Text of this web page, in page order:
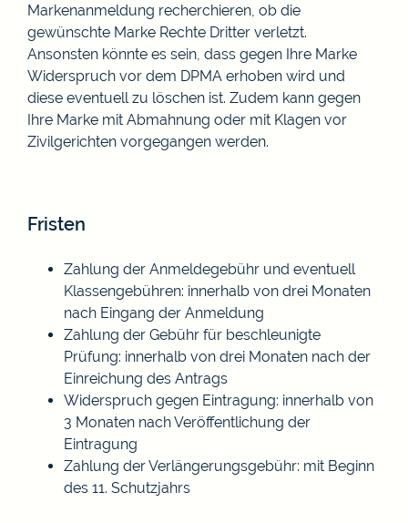
Markenanmeldung recherchieren, ob die
gewünschte Marke Rechte Dritter verletzt.
Ansonsten könnte es sein, dass gegen Ihre Marke
Widerspruch vor dem DPMA erhoben wird und
diese eventuell zu löschen ist. Zudem kann gegen
Ihre Marke mit Abmahnung oder mit Klagen vor
Zivilgerichten vorgegangen werden.
Fristen
Zahlung der Anmeldegebühr und eventuell
Klassengebühren: innerhalb von drei Monaten
nach Eingang der Anmeldung
Zahlung der Gebühr für beschleunigte
Prüfung: innerhalb von drei Monaten nach der
Einreichung des Antrags
Widerspruch gegen Eintragung: innerhalb von
3 Monaten nach Veröffentlichung der
Eintragung
Zahlung der Verlängerungsgebühr: mit Beginn
des 11. Schutzjahrs